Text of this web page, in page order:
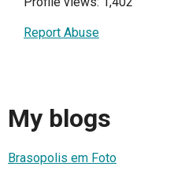
Report Abuse
My blogs
Brasopolis em Foto